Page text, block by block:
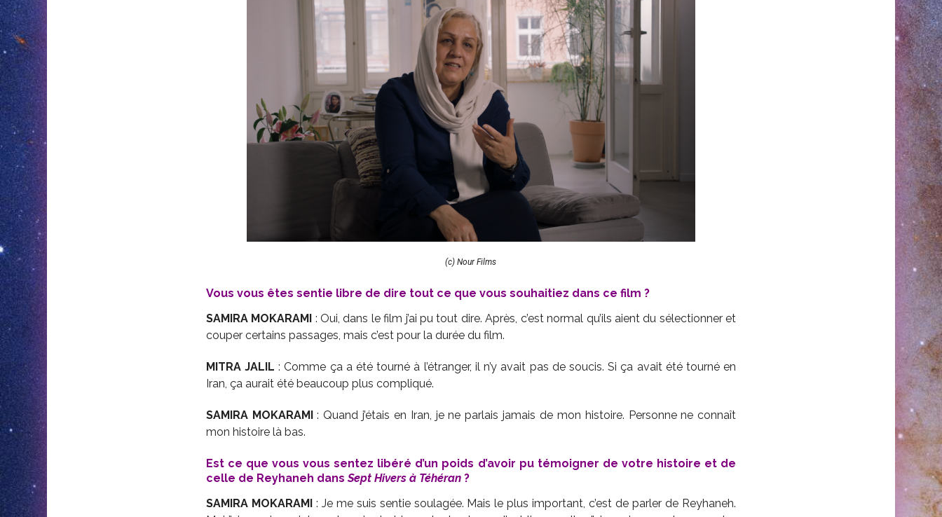
(c) Nour Films
Vous vous êtes sentie libre de dire tout ce que vous souhaitiez dans ce film ?
SAMIRA MOKARAMI
: Oui, dans le film j’ai pu tout dire. Après, c’est normal qu’ils aient du sélectionner et
couper certains passages, mais c’est pour la durée du film.
MITRA JALIL : Comme ça a été tourné à l’étranger, il n’y avait pas de soucis. Si ça avait été tourné en
Iran, ça aurait été beaucoup plus compliqué.
SAMIRA MOKARAMI: Quand j’étais en Iran, je ne parlais jamais de mon histoire. Personne ne connaît
mon histoire là bas.
Est ce que vous vous sentez libéré d’un poids d’avoir pu témoigner de votre histoire et de
celle de Reyhaneh dansSept Hivers à Téhéran?
SAMIRA MOKARAMI: Je me suis sentie soulagée. Mais le plus important, c’est de parler de Reyhaneh.